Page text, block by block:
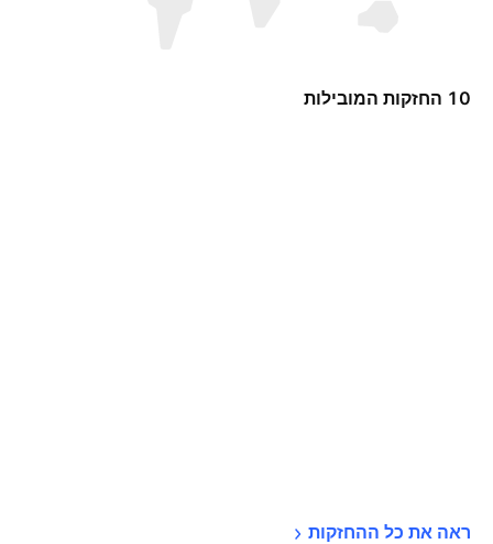
10 החזקות המובילות
ראה את כל ההחזקות